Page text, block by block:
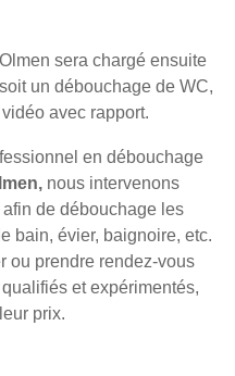
sera chargé ensuite
un débouchage de WC,
avec rapport.
en débouchage
nous intervenons
de débouchage les
bain, évier, baignoire, etc.
ou prendre rendez-vous
et expérimentés,
prix.